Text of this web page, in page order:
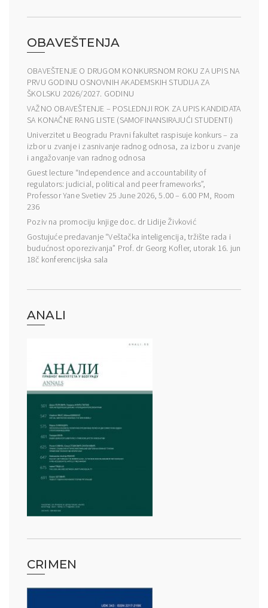
OBAVEŠTENJA
OBAVEŠTENJE O DRUGOM KONKURSNOM ROKU ZA UPIS NA
PRVU GODINU OSNOVNIH AKADEMSKIH STUDIJA ZA
ŠKOLSKU 2026/2027. GODINU
VAŽNO OBAVEŠTENJE – POSLEDNJI ROK ZA UPIS KANDIDATA
SA KONAČNE RANG LISTE (SAMOFINANSIRAJUĆI STUDENTI)
Univerzitet u Beogradu Pravni fakultet raspisuje konkurs – za
izbor u zvanje i zasnivanje radnog odnosa, za izbor u zvanje
i angažovanje van radnog odnosa
Guest lecture “Independence and accountability of
regulators: judicial, political and peer frameworks”,
Professor Yane Svetiev 25 June 2026, 5.00 – 6.00 PM, Room
236
Poziv na promociju knjige doc. dr Lidije Živković
Gostujuće predavanje “Veštačka inteligencija, tržište rada i
budućnost oporezivanja” Prof. dr Georg Kofler, utorak 16. jun
18č konferencijska sala
ANALI
CRIMEN